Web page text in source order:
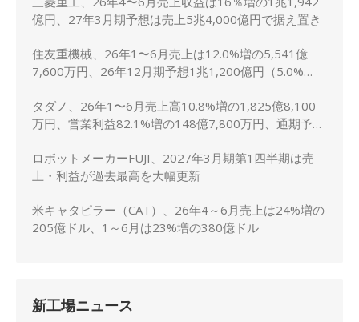
億円、27年3月期予想は売上5兆4,000億円で据え置き
住友重機械、26年1〜6月売上は12.0%増の5,541億
7,600万円、26年12月期予想1兆1,200億円（5.0%
タダノ、26年1〜6月売上高10.8%増の1,825億8,100
万円、営業利益82.1%増の148億7,800万円、通期予想
ロボットメーカーFUJI、2027年3月期第1四半期は売
上・利益が過去最高を大幅更新
米キャタピラー（CAT）、26年4～6月売上は24%増の
205億ドル、1～6月は23%増の380億ドル
新工場ニュース